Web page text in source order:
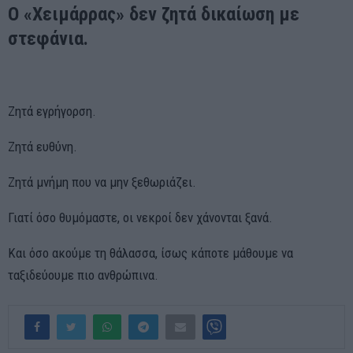
Ο «Χειμάρρας» δεν ζητά δικαίωση με
στεφάνια.
Ζητά εγρήγορση.
Ζητά ευθύνη.
Ζητά μνήμη που να μην ξεθωριάζει.
Γιατί όσο θυμόμαστε, οι νεκροί δεν χάνονται ξανά.
Και όσο ακούμε τη θάλασσα, ίσως κάποτε μάθουμε να
ταξιδεύουμε πιο ανθρώπινα.